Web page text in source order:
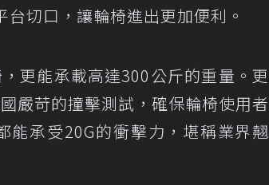
切口，讓輪椅進出更加便利。
更能承載高達300公斤的重量。更
嚴苛的撞擊測試，確保輪椅使用者
能承受20G的衝擊力，堪稱業界翹